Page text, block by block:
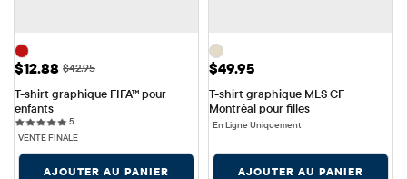
Prix ​​de vente: $12.88
$12.88 Prix ​​d'origine: $42.95
$42.95
T-shirt graphique FIFA™ pour
enfants
55 reviews
VENTE FINALE
AJOUTER AU PANIER
Prix: $49.95
$49.95
T-shirt graphique MLS CF
Montréal pour filles
En Ligne Uniquement
AJOUTER AU PANIER